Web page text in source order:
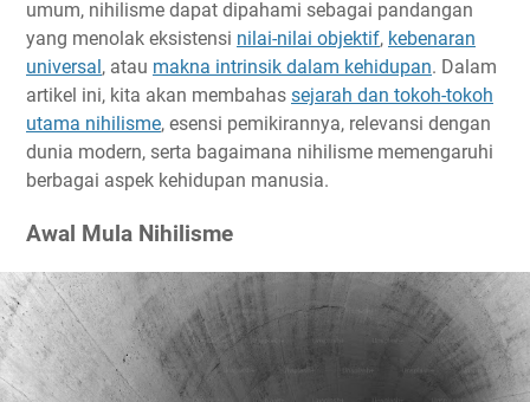
umum, nihilisme dapat dipahami sebagai pandangan
yang menolak eksistensi nilai-nilai objektif, kebenaran
universal, atau makna intrinsik dalam kehidupan. Dalam
artikel ini, kita akan membahas sejarah dan tokoh-tokoh
utama nihilisme, esensi pemikirannya, relevansi dengan
dunia modern, serta bagaimana nihilisme memengaruhi
berbagai aspek kehidupan manusia.
Awal Mula Nihilisme